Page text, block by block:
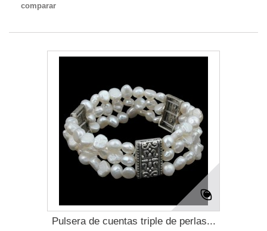
comparar
Pulsera de cuentas triple de perlas...